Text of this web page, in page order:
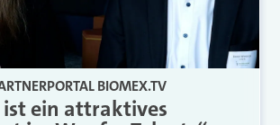
BIOMEX.TV
ist ein attraktives